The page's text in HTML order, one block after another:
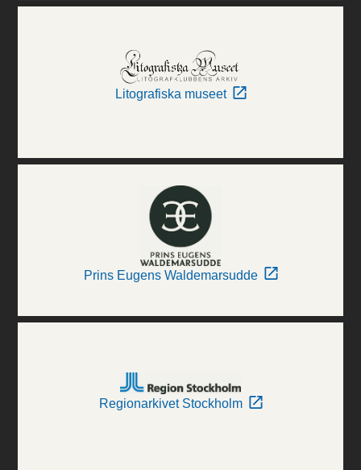
Litografiska museet
Prins Eugens Waldemarsudde
Regionarkivet Stockholm